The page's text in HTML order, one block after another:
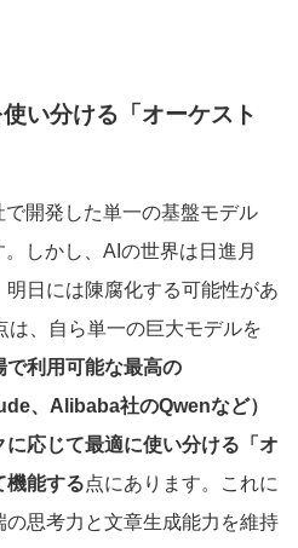
い分ける「オーケスト
開発した単一の基盤モデル
。しかし、AIの世界は日進月
日には陳腐化する可能性があ
は、自ら単一の巨大モデルを
で利用可能な最高の
、Alibaba社のQwenなど）
応じて最適に使い分ける「オ
機能する点にあります。これに
思考力と文章生成能力を維持